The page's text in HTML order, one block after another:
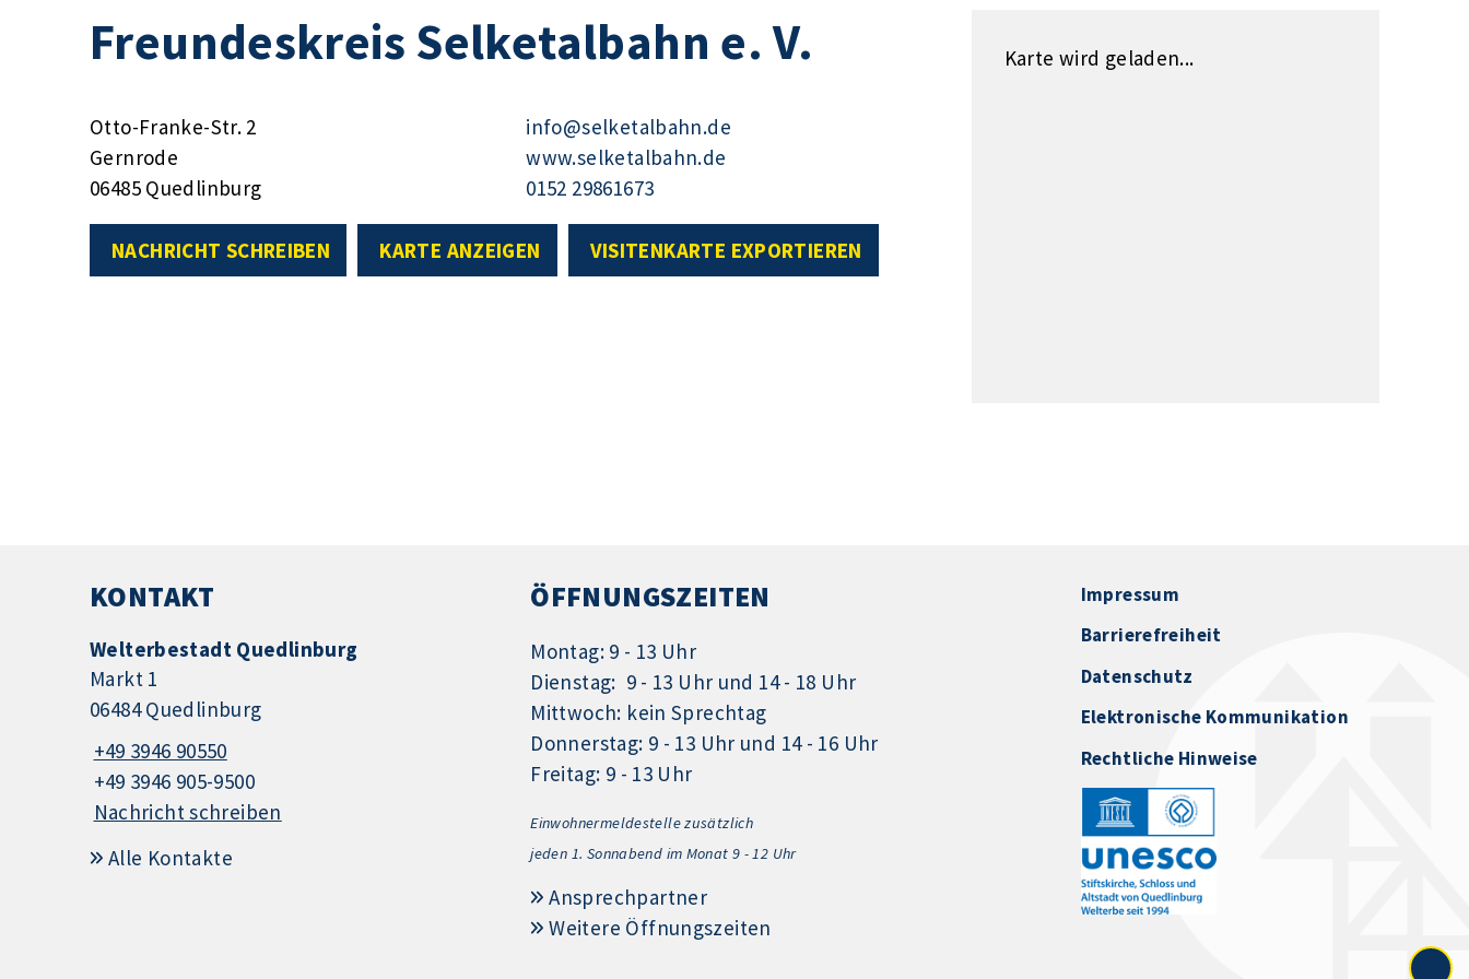
Freundeskreis Selketalbahn e. V.
Otto-Franke-Str. 2
Gernrode
06485 Quedlinburg
info@selketalbahn.de
www.selketalbahn.de
0152 29861673
NACHRICHT SCHREIBEN KARTE ANZEIGEN VISITENKARTE EXPORTIEREN
Karte wird geladen...
KONTAKT
Welterbestadt Quedlinburg
Markt 1
06484 Quedlinburg
+49 3946 90550
+49 3946 905-9500
Nachricht schreiben
Alle Kontakte
ÖFFNUNGSZEITEN
Montag: 9 - 13 Uhr
Dienstag: 9 - 13 Uhr und 14 - 18 Uhr
Mittwoch: kein Sprechtag
Donnerstag: 9 - 13 Uhr und 14 - 16 Uhr
Freitag: 9 - 13 Uhr
Einwohnermeldestelle zusätzlich
jeden 1. Sonnabend im Monat 9 - 12 Uhr
Ansprechpartner
Weitere Öffnungszeiten
Impressum
Barrierefreiheit
Datenschutz
Elektronische Kommunikation
Rechtliche Hinweise